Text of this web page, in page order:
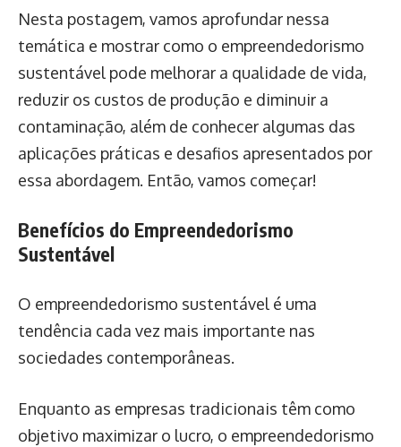
Nesta postagem, vamos aprofundar nessa
temática e mostrar como o empreendedorismo
sustentável pode melhorar a qualidade de vida,
reduzir os custos de produção e diminuir a
contaminação, além de conhecer algumas das
aplicações práticas e desafios apresentados por
essa abordagem. Então, vamos começar!
Benefícios do Empreendedorismo
Sustentável
O empreendedorismo sustentável é uma
tendência cada vez mais importante nas
sociedades contemporâneas.
Enquanto as empresas tradicionais têm como
objetivo maximizar o lucro, o empreendedorismo